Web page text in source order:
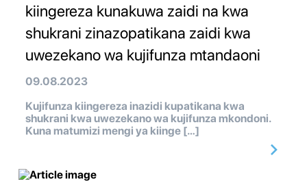
kiingereza kunakuwa zaidi na kwa
shukrani zinazopatikana zaidi kwa
uwezekano wa kujifunza mtandaoni
09.08.2023
Kujifunza kiingereza inazidi kupatikana kwa
shukrani kwa uwezekano wa kujifunza mkondoni.
Kuna matumizi mengi ya kiinge […]